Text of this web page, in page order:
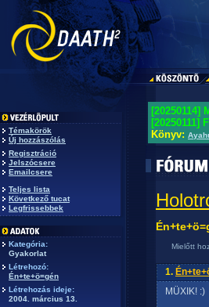
Témakörök
Új hozzászólás
Regisztráció
Jelszócsere
Emailcsere
Teljes lista
Következő tucat
Legfrissebbek
Kategória:
Gyakorlat
Létrehozó:
Én+te+ö=gén
Létrehozás ideje:
2004. március 13.
[20250114]
[20250111]
Könyv:
Mielőtt
1.
MÜXIK! :)